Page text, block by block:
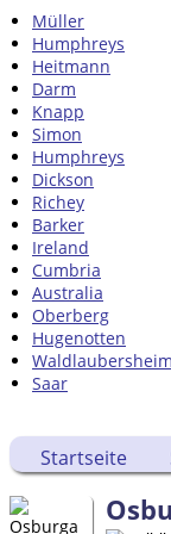
Müller
Humphreys
Heitmann
Darm
Knapp
Simon
Humphreys
Dickson
Richey
Barker
Ireland
Cumbria
Australia
Oberberg
Hugenotten
Waldlaubersheim
Saar
Startseite